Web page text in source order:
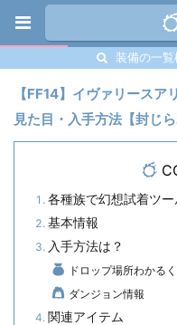
装備の一
【FF14】イヴァリース
見た目・入手方法【封じ
各種族で幻想試着ツー
基本情報
入手方法は？
ドロップ場所わかる
ダンジョン情報
関連アイテム